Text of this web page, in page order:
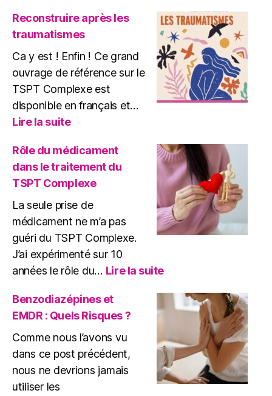
approche
globale
de
soins
du
TSPT
Reconstruire après les
traumatismes
Ca y est ! Enfin ! Ce grand
ouvrage de référence sur le
TSPT Complexe est
disponible en français et…
Lire la suite:
après
les
traumatismes
Rôle du médicament
dans le traitement du
TSPT Complexe
La seule prise de
médicament ne m’a pas
guéri du TSPT Complexe.
J’ai expérimenté sur 10
années le rôle du… Lire la suite:
du
médicament
le
traitement
du
TSPT
Benzodiazépines et
EMDR : Quels Risques ?
Comme nous l’avons vu
dans ce post précédent,
nous ne devrions jamais
utiliser les